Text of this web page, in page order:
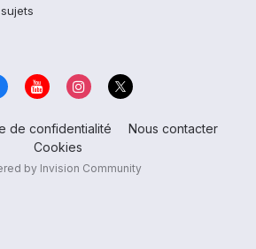
de confidentialité
Nous contacter
Cookies
by Invision Community